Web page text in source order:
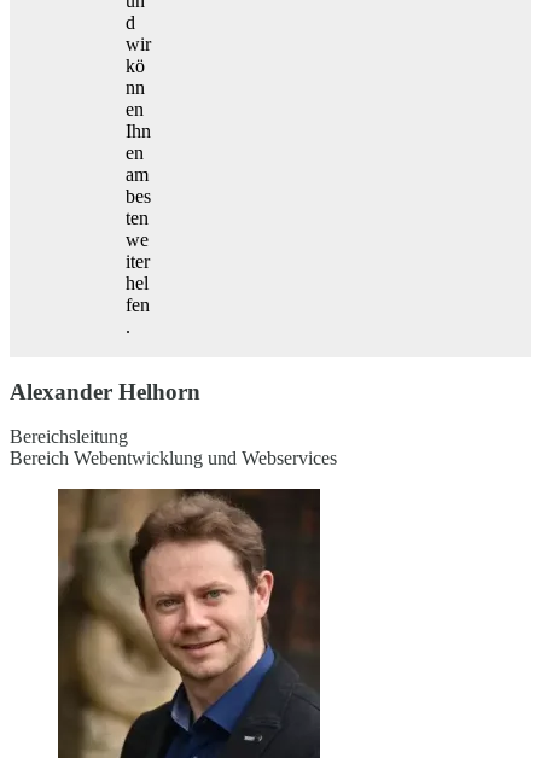
d
wir
kö
nn
en
Ihn
en
am
bes
ten
we
iter
hel
fen
.
Alexander Helhorn
Bereichsleitung
Bereich Webentwicklung und Webservices